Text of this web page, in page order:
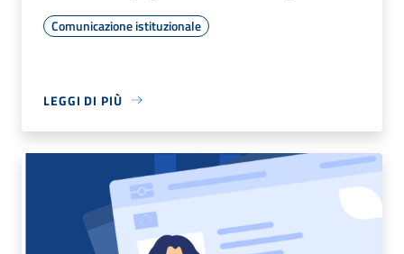
Comunicazione istituzionale
LEGGI DI PIÙ